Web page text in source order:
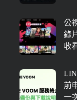
公
錄
收
前
一